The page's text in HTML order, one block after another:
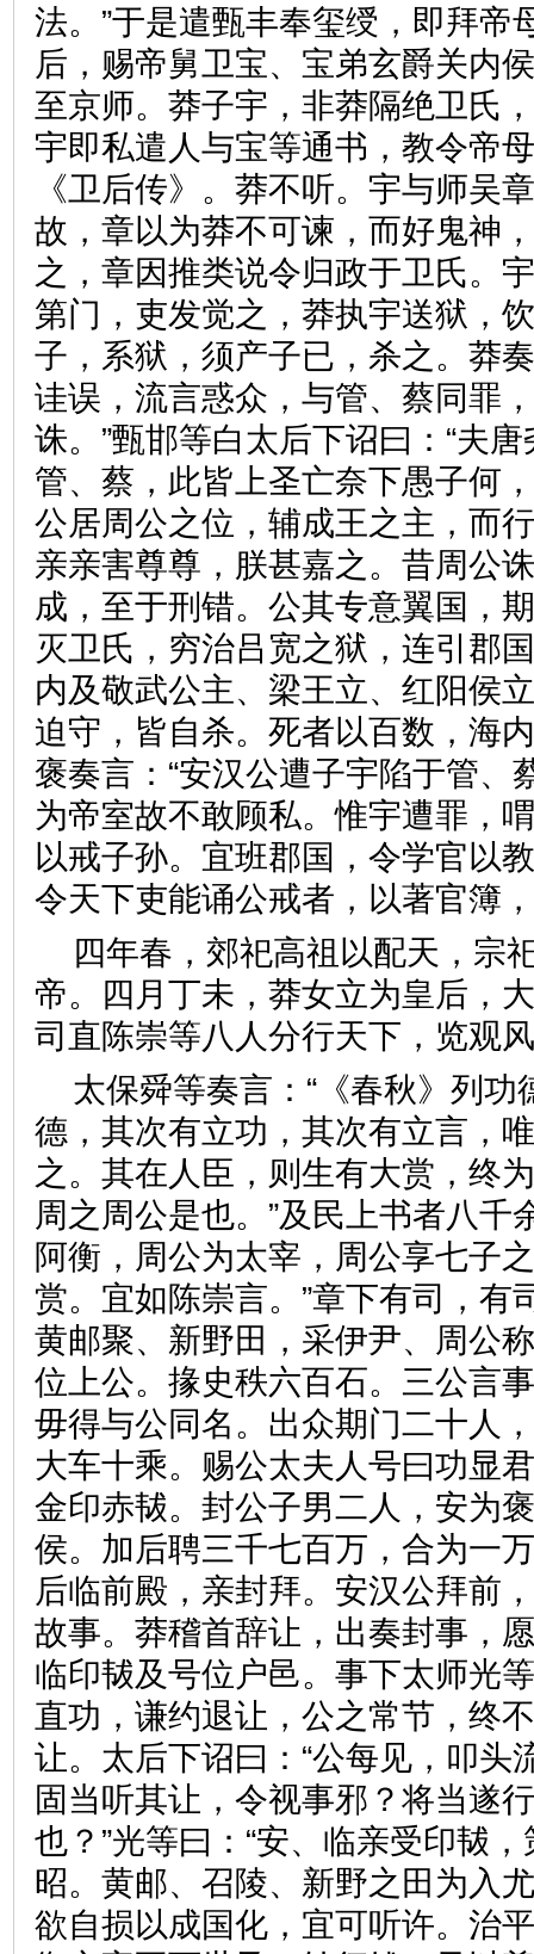
法。”于是遣甄丰奉玺绶，即拜帝
后，赐帝舅卫宝、宝弟玄爵关内
至京师。莽子宇，非莽隔绝卫氏
宇即私遣人与宝等通书，教令帝
《卫后传》。莽不听。宇与师吴
故，章以为莽不可谏，而好鬼神
之，章因推类说令归政于卫氏。
第门，吏发觉之，莽执宇送狱，
子，系狱，须产子已，杀之。莽
诖误，流言惑众，与管、蔡同罪
诛。”甄邯等白太后下诏曰：“夫
管、蔡，此皆上圣亡奈下愚子何
公居周公之位，辅成王之主，而
亲亲害尊尊，朕甚嘉之。昔周公
成，至于刑错。公其专意翼国，
灭卫氏，穷治吕宽之狱，连引郡
内及敬武公主、梁王立、红阳侯
迫守，皆自杀。死者以百数，海
褒奏言：“安汉公遭子宇陷于管、
为帝室故不敢顾私。惟宇遭罪，
以戒子孙。宜班郡国，令学官以
令天下吏能诵公戒者，以著官
四年春，郊祀高祖以配天，宗
帝。四月丁未，莽女立为皇后，
司直陈崇等八人分行天下，
太保舜等奏言：“《春秋》列功
德，其次有立功，其次有立言，
之。其在人臣，则生有大赏，终
周之周公是也。”及民上书者八千
阿衡，周公为太宰，周公享七子
赏。宜如陈崇言。”章下有司，有
黄邮聚、新野田，采伊尹、周公
位上公。掾史秩六百石。三公言
毋得与公同名。出众期门二十人
大车十乘。赐公太夫人号曰功显
金印赤韨。封公子男二人，安为
侯。加后聘三千七百万，合为一
后临前殿，亲封拜。安汉公拜前
故事。莽稽首辞让，出奏封事，
临印韨及号位户邑。事下太师光
直功，谦约退让，公之常节，终
让。太后下诏曰：“公每见，叩头
固当听其让，令视事邪？将当遂
也？”光等曰：“安、临亲受印韨
昭。黄邮、召陵、新野之田为入
欲自损以成国化，宜可听许。治